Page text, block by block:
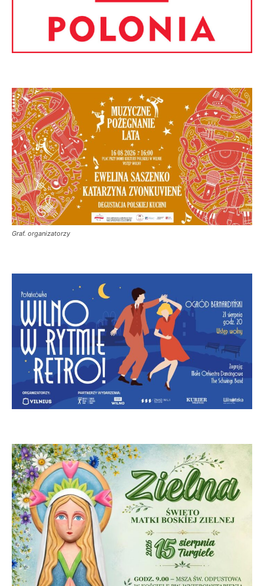
Graf. organizatorzy